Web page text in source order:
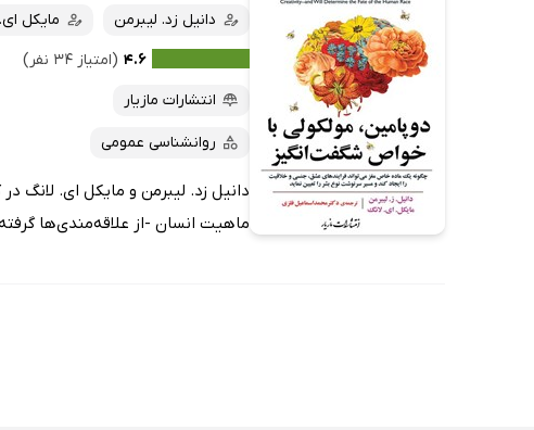
دانیل زد. لیبرمن
مایکل
۴.۶ (امتیاز ۳۴ نفر)
انتشارات مازیار
روانشناسی عمومی
دانیل زد. لیبرمن و مایکل ای. لانگ
ماهیت انسان -از علاقه‌مندی‌ها